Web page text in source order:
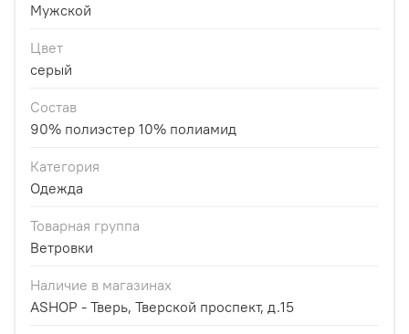
Мужской
Цвет
серый
Состав
90% полиэстер 10% полиамид
Категория
Одежда
Товарная группа
Ветровки
Наличие в магазинах
ASHOP - Тверь, Тверской проспект, д.15